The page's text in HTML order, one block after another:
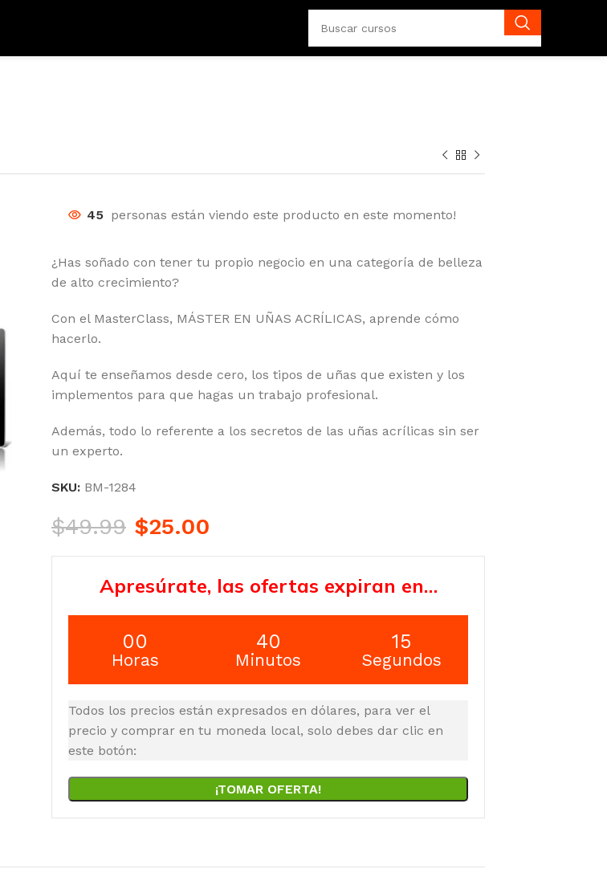
45 personas están viendo este producto en este momento!
¿Has soñado con tener tu propio negocio en una categoría de belleza
de alto crecimiento?
Con el MasterClass, MÁSTER EN UÑAS ACRÍLICAS, aprende cómo
hacerlo.
Aquí te enseñamos desde cero, los tipos de uñas que existen y los
implementos para que hagas un trabajo profesional.
Además, todo lo referente a los secretos de las uñas acrílicas sin ser
un experto.
SKU: BM-1284
$49.99 $25.00
Apresúrate, las ofertas expiran en…
00
Horas
40
Minutos
14
Segundos
Todos los precios están expresados en dólares, para ver el
precio y comprar en tu moneda local, solo debes dar clic en
este botón:
¡TOMAR OFERTA!